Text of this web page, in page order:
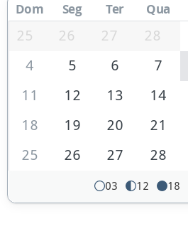
Dom Seg Ter Qua
25 26 27 28
4
5 6 7
11
12 13 14
18
19 20 21
25
26 27 28
03 12 18